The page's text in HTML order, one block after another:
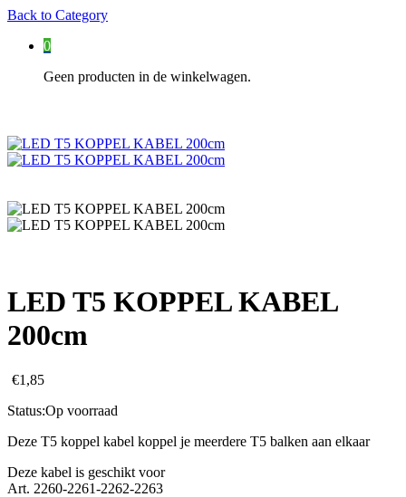
Back to Category
0
Geen producten in de winkelwagen.
LED T5 KOPPEL KABEL
200cm
€1,85
Status:Op voorraad
Deze T5 koppel kabel koppel je meerdere T5 balken aan elkaar
Deze kabel is geschikt voor
Art. 2260-2261-2262-2263